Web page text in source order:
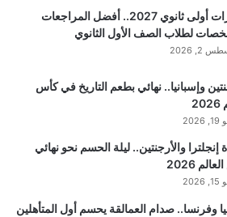
مذكرات أولى ثانوي 2027.. أفضل المراجعات
لطلاب الصف الأول الثانوي
2, 2026
وإسبانيا.. نهائي بطعم التاريخ في كأس
إنجلترا والأرجنتين.. ليلة الحسم نحو نهائي
2026
وفرنسا.. صدام العمالقة يحسم أول المتأهلين